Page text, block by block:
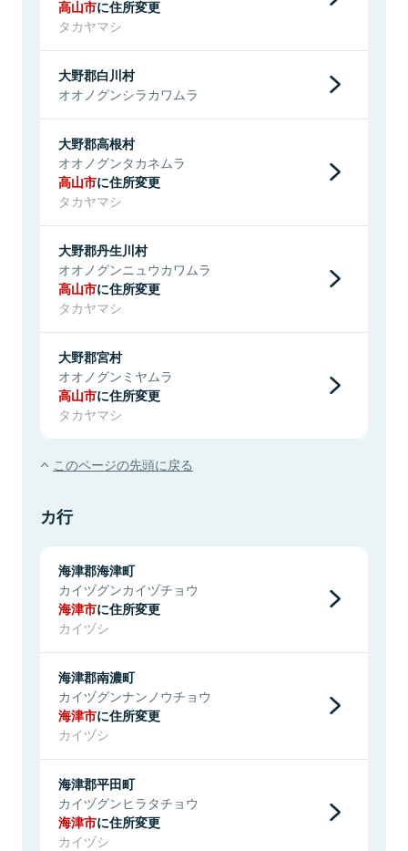
高山市に住所変更
タカヤマシ
大野郡白川村
オオノグンシラカワムラ
大野郡高根村
オオノグンタカネムラ
高山市に住所変更
タカヤマシ
大野郡丹生川村
オオノグンニュウカワムラ
高山市に住所変更
タカヤマシ
大野郡宮村
オオノグンミヤムラ
高山市に住所変更
タカヤマシ
このページの先頭に戻る
カ行
海津郡海津町
カイヅグンカイヅチョウ
海津市に住所変更
カイヅシ
海津郡南濃町
カイヅグンナンノウチョウ
海津市に住所変更
カイヅシ
海津郡平田町
カイヅグンヒラタチョウ
海津市に住所変更
カイヅシ